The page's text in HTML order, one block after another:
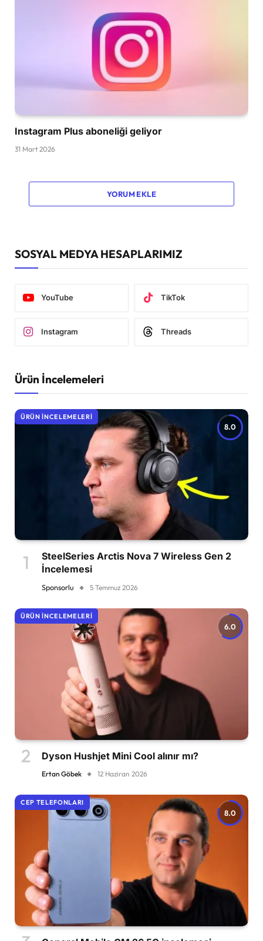
Instagram Plus aboneliği geliyor
31 Mart 2026
YORUM EKLE
SOSYAL MEDYA HESAPLARIMIZ
YouTube TikTok
Instagram Threads
Ürün İncelemeleri
8.0
ÜRÜN İNCELEMELERI
SteelSeries Arctis Nova 7 Wireless Gen 2
İncelemesi
Sponsorlu 5 Temmuz 2026
6.0
ÜRÜN İNCELEMELERI
Dyson Hushjet Mini Cool alınır mı?
Ertan Göbek 12 Haziran 2026
8.0
CEP TELEFONLARI